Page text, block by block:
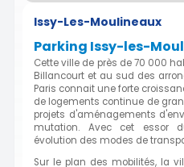
Issy-Les-Moulineaux
Parking Issy-les-
Cette ville de près de 70 000
Billancourt et au sud des
Paris connait une forte
de logements continue de
projets d'aménagements
mutation. Avec cet essor
évolution des modes de
Sur le plan des mobilités, la